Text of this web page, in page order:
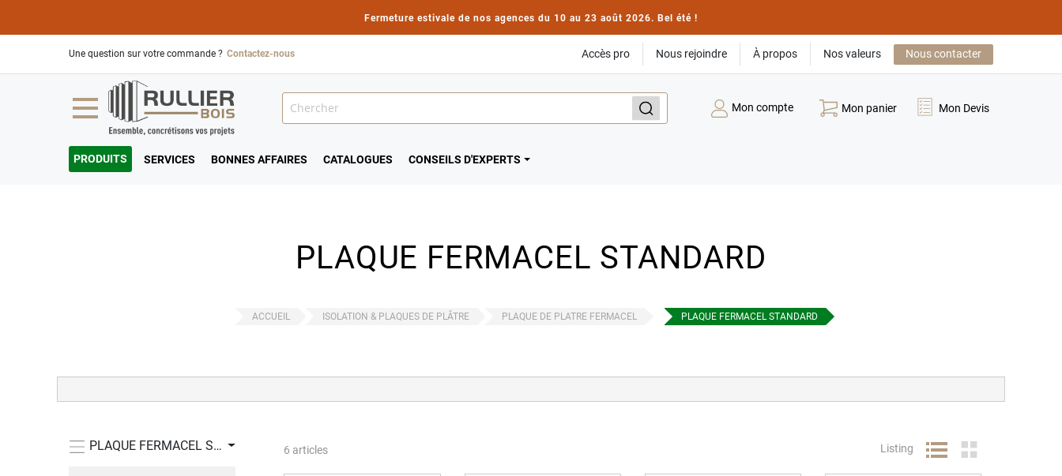
Fermeture estivale de nos agences du 10 au 23 août 2026. Bel été !
Une question sur votre commande ? Contactez-nous Accès pro Nous rejoindre À propos Nos valeurs Nous contacter
Mon compte Mon panier Mon Devis
PRODUITS SERVICES BONNES AFFAIRES CATALOGUES CONSEILS D'EXPERTS
PLAQUE FERMACEL STANDARD
ACCUEIL ISOLATION & PLAQUES DE PLÂTRE PLAQUE DE PLATRE FERMACEL PLAQUE FERMACEL STANDARD
6 articles Listing
PLAQUE FERMACEL STANDARD